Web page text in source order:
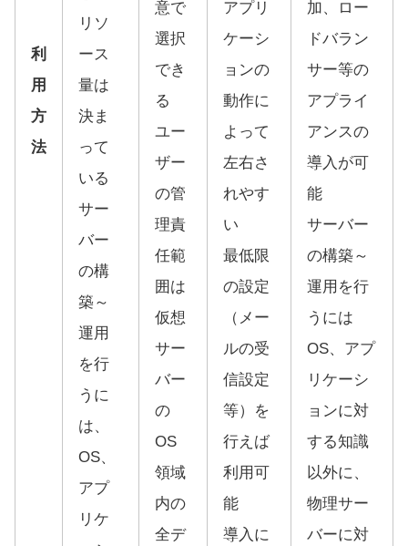
利
用
方
法
リソ
ース
量は
決ま
って
いる
サー
バー
の構
築～
運用
を行
うに
は、
OS、
アプ
リケ
意で
選択
でき
る
ユー
ザー
の管
理責
任範
囲は
仮想
サー
バー
の
OS
領域
内の
全デ
アプリ
ケーシ
ョンの
動作に
よって
左右さ
れやす
い
最低限
の設定
（メー
ルの受
信設定
等）を
行えば
利用可
能
導入に
加、ロー
ドバラン
サー等の
アプライ
アンスの
導入が可
能
サーバー
の構築～
運用を行
うには
OS、アプ
リケーシ
ョンに対
する知識
以外に、
物理サー
バーに対